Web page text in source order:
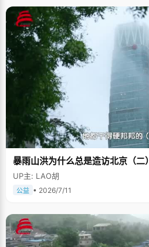
暴雨山洪为什么总是造访北京（二）
UP主: LAO胡
公益 • 2026/7/11